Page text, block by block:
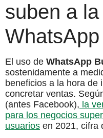
suben a
El uso de WhatsApp
sostenidamente a
beneficios a la hora de
concretar ventas.
(antes Facebook), la
para los negocios
usuarios en 2021, cifra